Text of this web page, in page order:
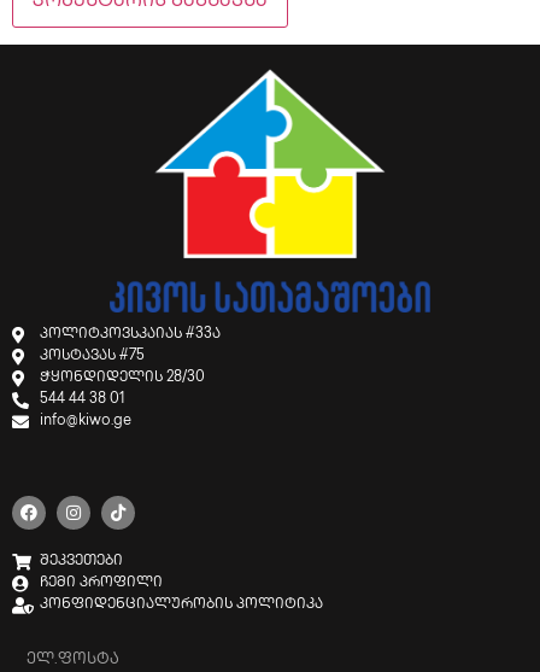
პოლიტკოვსკაიას #33ა
კოსტავას #75
ჭყონდიდელის 28/30
544 44 38 01
info@kiwo.ge
შეკვეთები
ჩემი პროფილი
კონფიდენციალურობის პოლიტიკა